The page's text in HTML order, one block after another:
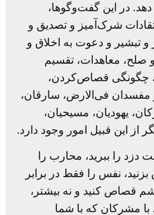
دهد. در این گفت‌وگو‌ها،
شرک‌آمیز و تصدیق و
و ‏تبشیر و دعوت به اخلاق و
معاهدات، تقسیم
چگونگی قصاص‌کردن،
مفسدان فی‌الارض، سارقان،
یهودیان، مسیحیان،
از این قبیل امور وجود دارد.‏
را ببرید، محارب را
بزنید، نفس را فقط در برابر
قصاص کنید و نه ‏بیشتر،
با مشرکان که با شما